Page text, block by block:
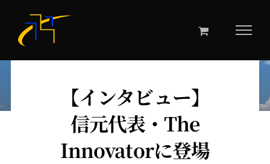
content
【インタビュー】
信元代表・The
Innovatorに登場